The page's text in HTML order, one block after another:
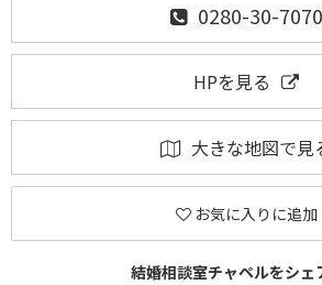
0280-30-7070
HPを見る
大きな地図で見
お気に入りに追加
結婚相談室チャペルをシェ